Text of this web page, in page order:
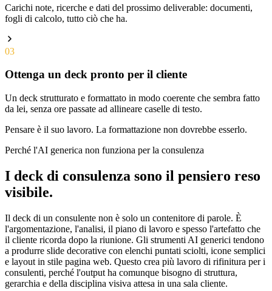
Carichi note, ricerche e dati del prossimo deliverable: documenti,
fogli di calcolo, tutto ciò che ha.
03
Ottenga un deck pronto per il cliente
Un deck strutturato e formattato in modo coerente che sembra fatto
da lei, senza ore passate ad allineare caselle di testo.
Pensare è il suo lavoro. La formattazione non dovrebbe esserlo.
Perché l'AI generica non funziona per la consulenza
I deck di consulenza sono il pensiero reso
visibile.
Il deck di un consulente non è solo un contenitore di parole. È
l'argomentazione, l'analisi, il piano di lavoro e spesso l'artefatto che
il cliente ricorda dopo la riunione. Gli strumenti AI generici tendono
a produrre slide decorative con elenchi puntati sciolti, icone semplici
e layout in stile pagina web. Questo crea più lavoro di rifinitura per i
consulenti, perché l'output ha comunque bisogno di struttura,
gerarchia e della disciplina visiva attesa in una sala cliente.